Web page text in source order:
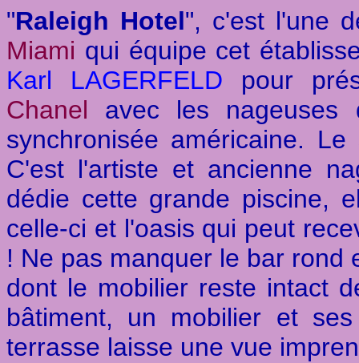
"Raleigh Hotel", c'est l'une
Miami qui équipe cet
Karl LAGERFELD pour
Chanel avec les nageuses
synchronisée américaine.
C'est l'artiste et ancienne
dédie cette grande piscine,
celle-ci et l'oasis qui peut
! Ne pas manquer le bar rond
dont le mobilier reste intact
bâtiment, un mobilier et
terrasse laisse une vue